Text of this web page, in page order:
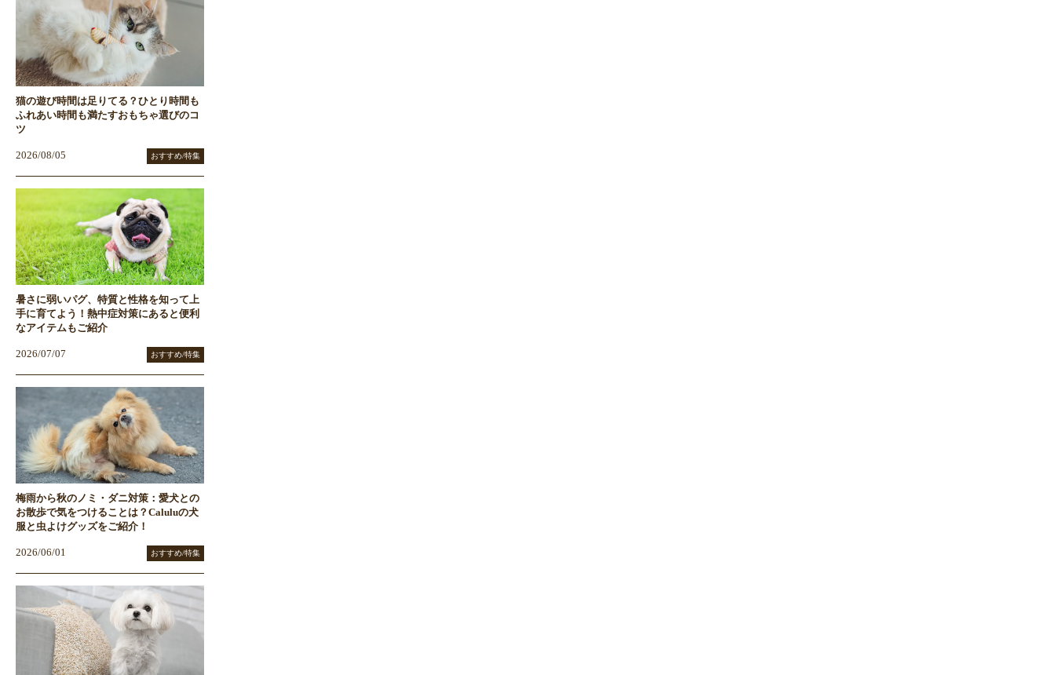
猫の遊び時間は足りてる？ひとり時間も
ふれあい時間も満たすおもちゃ選びのコ
ツ
2026/08/05 おすすめ/特集
暑さに弱いパグ、特質と性格を知って上
手に育てよう！熱中症対策にあると便利
なアイテムもご紹介
2026/07/07 おすすめ/特集
梅雨から秋のノミ・ダニ対策：愛犬との
お散歩で気をつけることは？Caluluの犬
服と虫よけグッズをご紹介！
2026/06/01 おすすめ/特集